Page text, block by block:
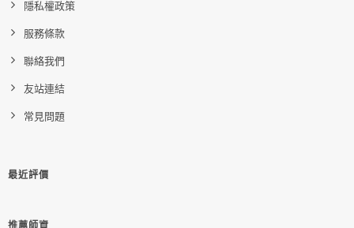
隱私權政策
服務條款
聯絡我們
友站連結
常見問題
最近評價
推薦師資